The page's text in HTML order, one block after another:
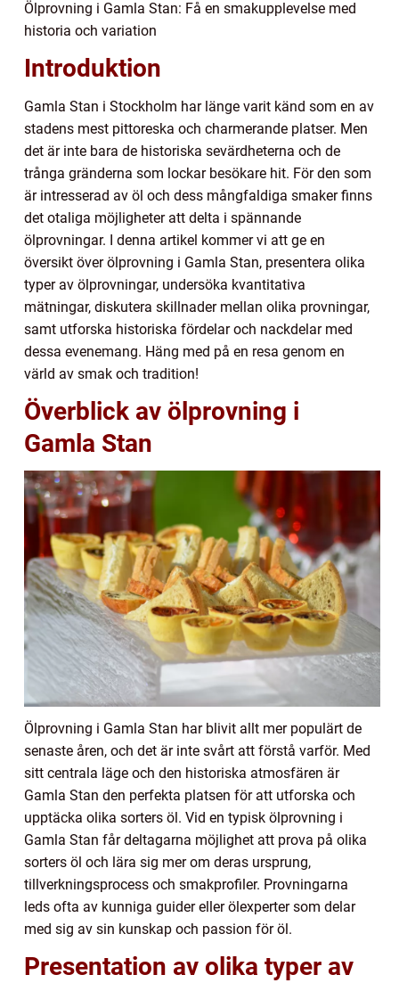
Ölprovning i Gamla Stan: Få en smakupplevelse med
historia och variation
Introduktion
Gamla Stan i Stockholm har länge varit känd som en av
stadens mest pittoreska och charmerande platser. Men
det är inte bara de historiska sevärdheterna och de
trånga gränderna som lockar besökare hit. För den som
är intresserad av öl och dess mångfaldiga smaker finns
det otaliga möjligheter att delta i spännande
ölprovningar. I denna artikel kommer vi att ge en
översikt över ölprovning i Gamla Stan, presentera olika
typer av ölprovningar, undersöka kvantitativa
mätningar, diskutera skillnader mellan olika provningar,
samt utforska historiska fördelar och nackdelar med
dessa evenemang. Häng med på en resa genom en
värld av smak och tradition!
Överblick av ölprovning i
Gamla Stan
Ölprovning i Gamla Stan har blivit allt mer populärt de
senaste åren, och det är inte svårt att förstå varför. Med
sitt centrala läge och den historiska atmosfären är
Gamla Stan den perfekta platsen för att utforska och
upptäcka olika sorters öl. Vid en typisk ölprovning i
Gamla Stan får deltagarna möjlighet att prova på olika
sorters öl och lära sig mer om deras ursprung,
tillverkningsprocess och smakprofiler. Provningarna
leds ofta av kunniga guider eller ölexperter som delar
med sig av sin kunskap och passion för öl.
Presentation av olika typer av